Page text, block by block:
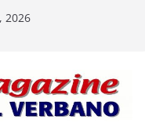
2026